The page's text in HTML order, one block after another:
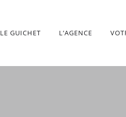
LE GUICHET L’AGENCE